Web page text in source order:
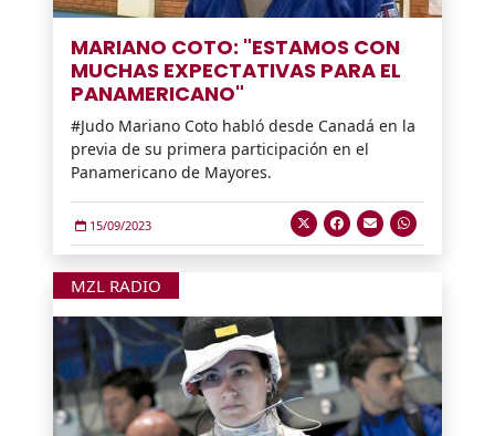
MARIANO COTO: "ESTAMOS CON
MUCHAS EXPECTATIVAS PARA EL
PANAMERICANO"
#Judo Mariano Coto habló desde Canadá en la
previa de su primera participación en el
Panamericano de Mayores.
15/09/2023
MZL RADIO